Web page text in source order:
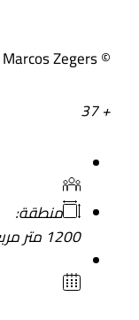
© Marcos Zegers
+ 37
منطقة:
1200 متر مربع